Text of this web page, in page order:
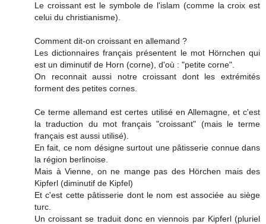
Le croissant est le symbole de l'islam (comme la croix est
celui du christianisme).
Comment dit-on croissant en allemand ?
Les dictionnaires français présentent le mot Hörnchen qui
est un diminutif de Horn (corne), d'où : "petite corne".
On reconnait aussi notre croissant dont les extrémités
forment des petites cornes.
Ce terme allemand est certes utilisé en Allemagne, et c'est
la traduction du mot français "croissant" (mais le terme
français est aussi utilisé).
En fait, ce nom désigne surtout une pâtisserie connue dans
la région berlinoise.
Mais à Vienne, on ne mange pas des Hörchen mais des
Kipferl (diminutif de Kipfel)
Et c'est cette pâtisserie dont le nom est associée au siège
turc.
Un croissant se traduit donc en viennois par Kipferl (pluriel